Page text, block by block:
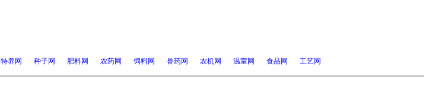
特养网 种子网 肥料网 农药网 饲料网 兽药网 农机网 温室网 食品网 工艺网